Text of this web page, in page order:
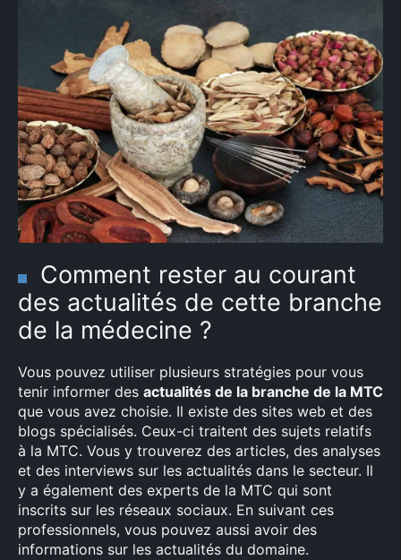
Comment rester au courant
des actualités de cette branche
de la médecine ?
Vous pouvez utiliser plusieurs stratégies pour vous
tenir informer des actualités de la branche de la MTC
que vous avez choisie. Il existe des sites web et des
blogs spécialisés. Ceux-ci traitent des sujets relatifs
à la MTC. Vous y trouverez des articles, des analyses
et des interviews sur les actualités dans le secteur. Il
y a également des experts de la MTC qui sont
inscrits sur les réseaux sociaux. En suivant ces
professionnels, vous pouvez aussi avoir des
informations sur les actualités du domaine.